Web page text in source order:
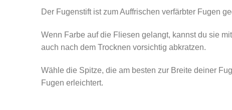
Der Fugenstift ist zum Auffrischen verfärbter Fugen
Wenn Farbe auf die Fliesen gelangt, kannst du sie
auch nach dem Trocknen vorsichtig abkratzen.
Wähle die Spitze, die am besten zur Breite deiner
Fugen erleichtert.